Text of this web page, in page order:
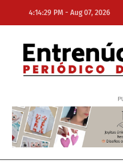
4:14:29 PM - Aug 07, 2026
NE